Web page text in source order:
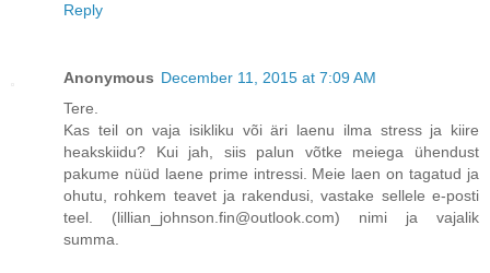
Reply
Anonymous December 11, 2015 at 7:09 AM
Tere.
Kas teil on vaja isikliku või äri laenu ilma stress ja kiire
heakskiidu? Kui jah, siis palun võtke meiega ühendust
pakume nüüd laene prime intressi. Meie laen on tagatud ja
ohutu, rohkem teavet ja rakendusi, vastake sellele e-posti
teel. (lillian_johnson.fin@outlook.com) nimi ja vajalik
summa.